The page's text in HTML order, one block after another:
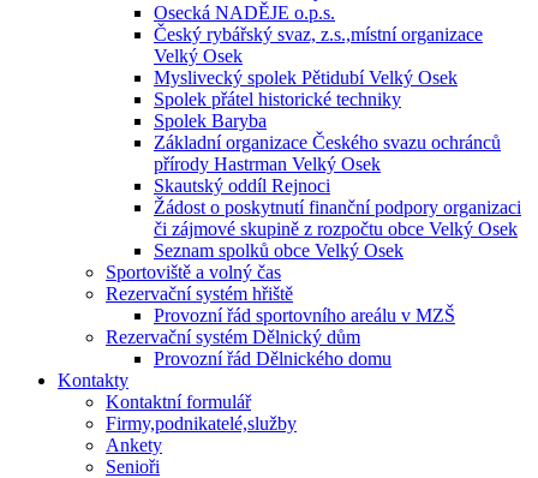
Osecká NADĚJE o.p.s.
Český rybářský svaz, z.s.,místní organizace
Velký Osek
Myslivecký spolek Pětidubí Velký Osek
Spolek přátel historické techniky
Spolek Baryba
Základní organizace Českého svazu ochránců
přírody Hastrman Velký Osek
Skautský oddíl Rejnoci
Žádost o poskytnutí finanční podpory organizaci
či zájmové skupině z rozpočtu obce Velký Osek
Seznam spolků obce Velký Osek
Sportoviště a volný čas
Rezervační systém hřiště
Provozní řád sportovního areálu v MZŠ
Rezervační systém Dělnický dům
Provozní řád Dělnického domu
Kontakty
Kontaktní formulář
Firmy,podnikatelé,služby
Ankety
Senioři